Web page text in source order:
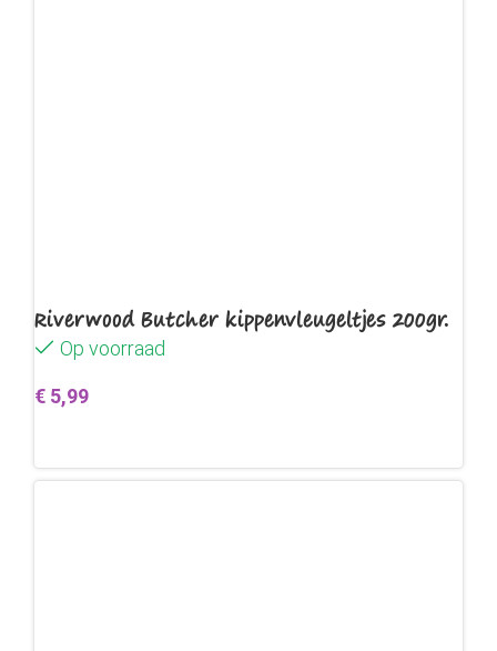
Riverwood Butcher kippenvleugeltjes 200gr.
Op voorraad
€ 5,99